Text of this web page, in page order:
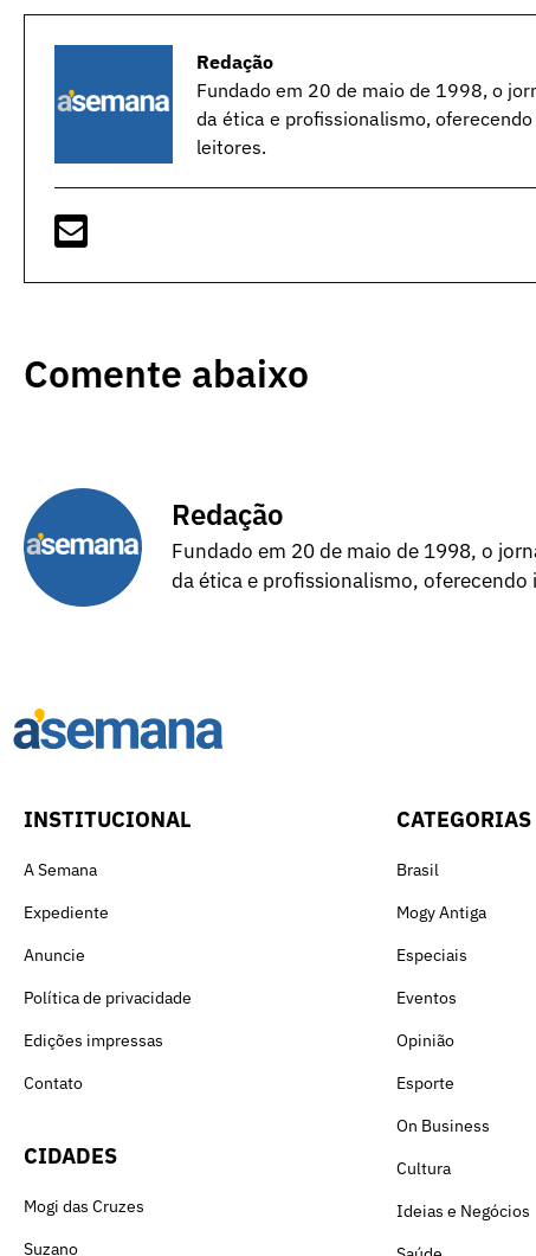
Redação
Fundado em 20 de maio de 1998, o
da ética e profissionalismo,
leitores.
Comente abaixo
Redação
Fundado em 20 de maio de 1998, o
da ética e profissionalismo,
INSTITUCIONAL
A Semana
Expediente
Anuncie
Política de privacidade
Edições impressas
Contato
CIDADES
Mogi das Cruzes
Suzano
CATEGORIAS
Brasil
Mogy Antiga
Especiais
Eventos
Opinião
Esporte
On Business
Cultura
Ideias e Negócios